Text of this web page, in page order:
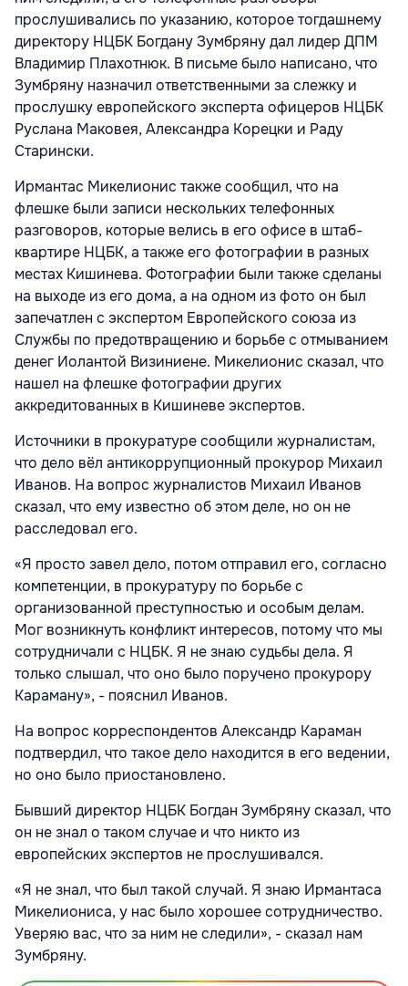
прослушивались по указанию, которое тогдашнему
директору НЦБК Богдану Зумбряну дал лидер ДПМ
Владимир Плахотнюк. В письме было написано, что
Зумбряну назначил ответственными за слежку и
прослушку европейского эксперта офицеров НЦБК
Руслана Маковея, Александра Корецки и Раду
Старински.
Ирмантас Микелионис также сообщил, что на
флешке были записи нескольких телефонных
разговоров, которые велись в его офисе в штаб-
квартире НЦБК, а также его фотографии в разных
местах Кишинева. Фотографии были также сделаны
на выходе из его дома, а на одном из фото он был
запечатлен с экспертом Европейского союза из
Службы по предотвращению и борьбе с отмыванием
денег Иолантой Визиниене. Микелионис сказал, что
нашел на флешке фотографии других
аккредитованных в Кишиневе экспертов.
Источники в прокуратуре сообщили журналистам,
что дело вёл антикоррупционный прокурор Михаил
Иванов. На вопрос журналистов Михаил Иванов
сказал, что ему известно об этом деле, но он не
расследовал его.
«Я просто завел дело, потом отправил его, согласно
компетенции, в прокуратуру по борьбе с
организованной преступностью и особым делам.
Мог возникнуть конфликт интересов, потому что мы
сотрудничали с НЦБК. Я не знаю судьбы дела. Я
только слышал, что оно было поручено прокурору
Караману», - пояснил Иванов.
На вопрос корреспондентов Александр Караман
подтвердил, что такое дело находится в его ведении,
но оно было приостановлено.
Бывший директор НЦБК Богдан Зумбряну сказал, что
он не знал о таком случае и что никто из
европейских экспертов не прослушивался.
«Я не знал, что был такой случай. Я знаю Ирмантаса
Микелиониса, у нас было хорошее сотрудничество.
Уверяю вас, что за ним не следили», - сказал нам
Зумбряну.